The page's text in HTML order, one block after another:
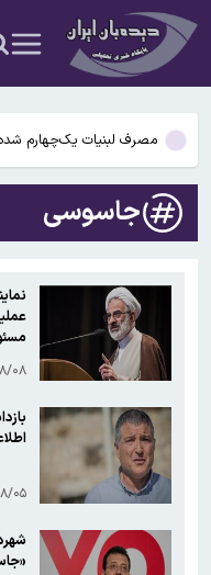
میلیون و ۶۱۸ هزار تومان شد
دبیر کمیسیون امنیت ملی
معنای باز شدن تنگه هرمز
به ایرانیانی که بطور غیر
می‌شود
مصرف لبنیات یک‌چهارم
شد
دبیر کمیسیون امنیت ملی
معنای باز شدن تنگه
به ایرانیانی که بطور غیر
می‌شود
جاسوسی